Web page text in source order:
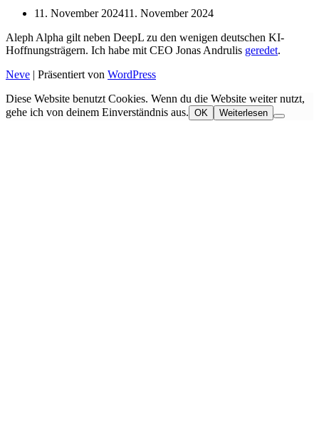
11. November 202411. November 2024
Aleph Alpha gilt neben DeepL zu den wenigen deutschen KI-
Hoffnungsträgern. Ich habe mit CEO Jonas Andrulis geredet.
Neve | Präsentiert von WordPress
Diese Website benutzt Cookies. Wenn du die Website weiter nutzt,
gehe ich von deinem Einverständnis aus. OK Weiterlesen